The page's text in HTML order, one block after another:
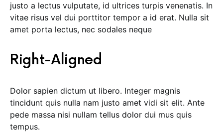
justo a lectus vulputate, id ultrices turpis venenatis. In
vitae risus vel dui porttitor tempor a id erat. Nulla sit
amet porta lectus, nec sodales neque
Right-Aligned
Dolor sapien dictum ut libero. Integer magnis
tincidunt quis nulla nam justo amet vidi sit elit. Ante
pede massa nisi nullam tellus dolor dui mus quis
tempus.